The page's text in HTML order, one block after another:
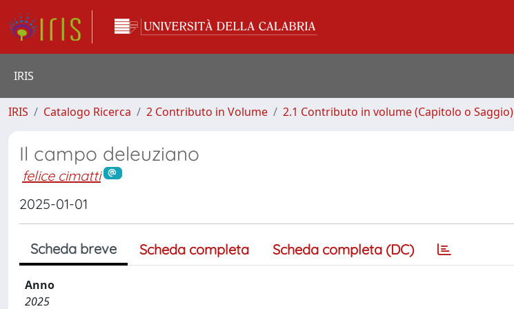
IRIS
IRIS Catalogo Ricerca 2 Contributo in Volume 2.1 Contributo in volume (Capitolo o Saggio)
Il campo deleuziano
felice cimatti
2025-01-01
Scheda breve Scheda completa Scheda completa (DC)
Anno
2025